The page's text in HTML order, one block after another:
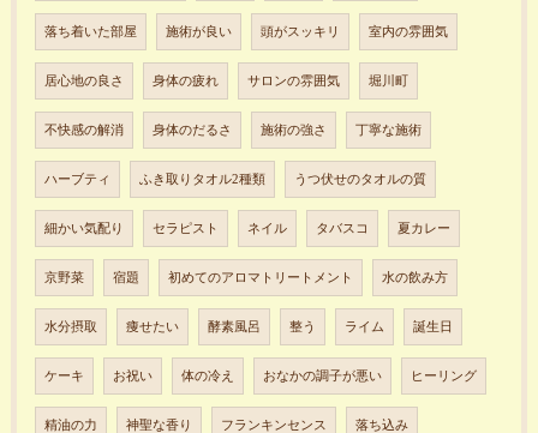
落ち着いた部屋 施術が良い 頭がスッキリ 室内の雰囲気
居心地の良さ 身体の疲れ サロンの雰囲気 堀川町
不快感の解消 身体のだるさ 施術の強さ 丁寧な施術
ハーブティ ふき取りタオル2種類 うつ伏せのタオルの質
細かい気配り セラピスト ネイル タバスコ 夏カレー
京野菜 宿題 初めてのアロマトリートメント 水の飲み方
水分摂取 痩せたい 酵素風呂 整う ライム 誕生日
ケーキ お祝い 体の冷え おなかの調子が悪い ヒーリング
精油の力 神聖な香り フランキンセンス 落ち込み